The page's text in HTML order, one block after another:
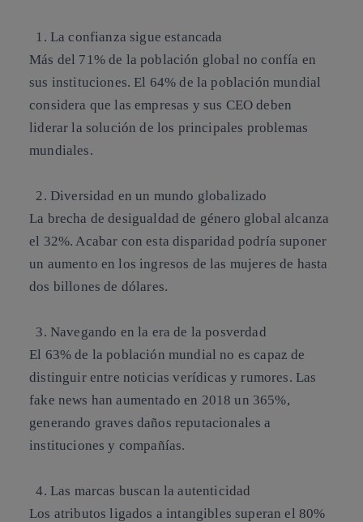
1. La confianza sigue estancada
Más del 71% de la población global no confía en
sus instituciones. El 64% de la población mundial
considera que las empresas y sus CEO deben
liderar la solución de los principales problemas
mundiales.
2. Diversidad en un mundo globalizado
La brecha de desigualdad de género global alcanza
el 32%. Acabar con esta disparidad podría suponer
un aumento en los ingresos de las mujeres de hasta
dos billones de dólares.
3. Navegando en la era de la posverdad
El 63% de la población mundial no es capaz de
distinguir entre noticias verídicas y rumores. Las
fake news han aumentado en 2018 un 365%,
generando graves daños reputacionales a
instituciones y compañías.
4. Las marcas buscan la autenticidad
Los atributos ligados a intangibles superan el 80%